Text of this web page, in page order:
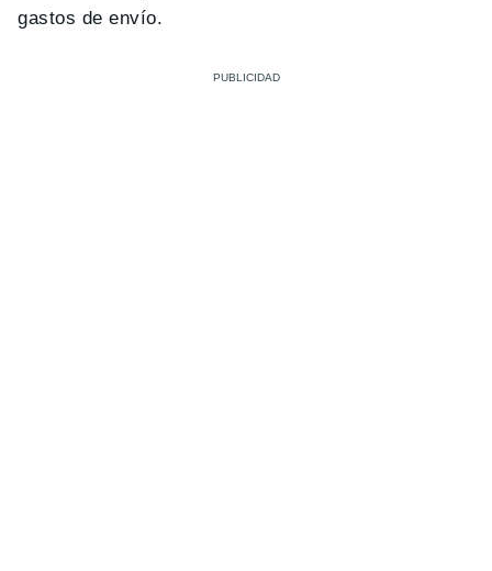
gastos de envío.